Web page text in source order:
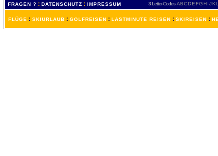
FRAGEN ? : DATENSCHUTZ : IMPRESSUM 3 Letter-Codes ABCDEFGH IJKL
FLÜGE : SKIURLAUB : GOLFREISEN : LASTMINUTE REISEN : SKIREISEN :